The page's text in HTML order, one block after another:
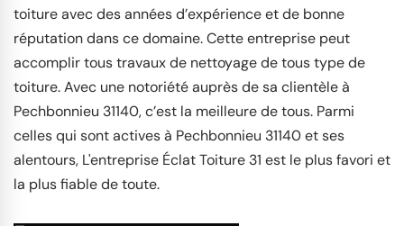
toiture avec des années d’expérience et de bonne
réputation dans ce domaine. Cette entreprise peut
accomplir tous travaux de nettoyage de tous type de
toiture. Avec une notoriété auprès de sa clientèle à
Pechbonnieu 31140, c’est la meilleure de tous. Parmi
celles qui sont actives à Pechbonnieu 31140 et ses
alentours, L'entreprise Éclat Toiture 31 est le plus favori et
la plus fiable de toute.